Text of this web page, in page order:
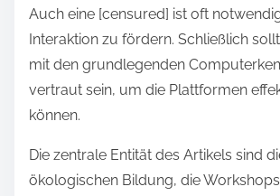
Auch eine [censured] ist oft
Interaktion zu fördern. Schließlich
mit den grundlegenden
vertraut sein, um die Plattformen
können.
Die zentrale Entität des Artikels sind
ökologischen Bildung, die